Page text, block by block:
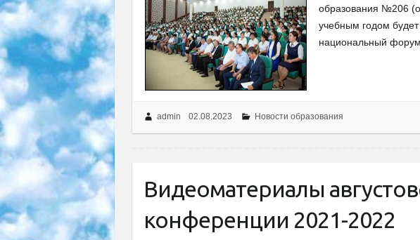
образования №206
учебным годом
национальный форум
admin 02.08.2023 Новости образования
Видеоматериалы
конференции 2021-2022